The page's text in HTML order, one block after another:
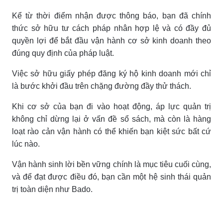
Kể từ thời điểm nhận được thông báo, bạn đã chính
thức sở hữu tư cách pháp nhân hợp lệ và có đầy đủ
quyền lợi để bắt đầu vận hành cơ sở kinh doanh theo
đúng quy định của pháp luật.
Việc sở hữu giấy phép đăng ký hộ kinh doanh mới chỉ
là bước khởi đầu trên chặng đường đầy thử thách.
Khi cơ sở của bạn đi vào hoạt động, áp lực quản trị
không chỉ dừng lại ở vấn đề sổ sách, mà còn là hàng
loạt rào cản vận hành có thể khiến bạn kiệt sức bất cứ
lúc nào.
Vận hành sinh lời bền vững chính là mục tiêu cuối cùng,
và để đạt được điều đó, bạn cần một hệ sinh thái quản
trị toàn diện như Bado.